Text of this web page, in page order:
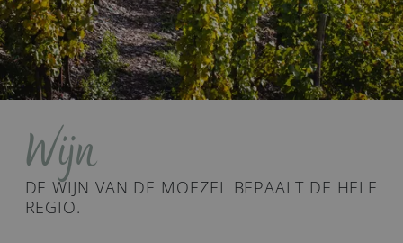
Wijn
DE WIJN VAN DE MOEZEL BEPAALT DE HELE
REGIO.